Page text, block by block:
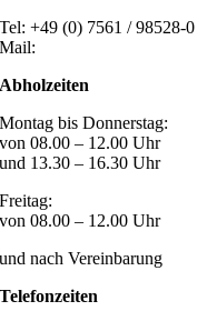
Tel: +49 (0) 7561 / 98528-0
Mail:
Abholzeiten
Montag bis Donnerstag:
von 08.00 – 12.00 Uhr
und 13.30 – 16.30 Uhr
Freitag:
von 08.00 – 12.00 Uhr
und nach Vereinbarung
Telefonzeiten